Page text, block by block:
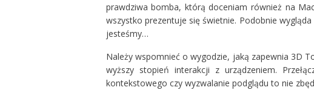
prawdziwa bomba, którą doceniam również na
wszystko prezentuje się świetnie. Podobnie
jesteśmy…
Należy wspomnieć o wygodzie, jaką zapewnia 3D
wyższy stopień interakcji z urządzeniem.
kontekstowego czy wyzwalanie podglądu to nie